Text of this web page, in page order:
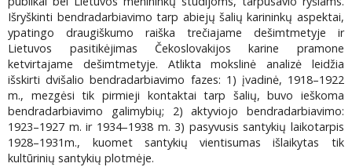
Išryškinti bendradarbiavimo tarp abiejų šalių karininkų aspektai,
ypatingo draugiškumo raiška trečiajame dešimtmetyje ir
Lietuvos pasitikėjimas Čekoslovakijos karine pramone
ketvirtajame dešimtmetyje. Atlikta mokslinė analizė leidžia
išskirti dvišalio bendradarbiavimo fazes: 1) įvadinė, 1918–1922
m., mezgėsi tik pirmieji kontaktai tarp šalių, buvo ieškoma
bendradarbiavimo galimybių; 2) aktyviojo bendradarbiavimo:
1923–1927 m. ir 1934–1938 m. 3) pasyvusis santykių laikotarpis
1928–1931m., kuomet santykių vientisumas išlaikytas tik
kultūrinių santykių plotmėje.